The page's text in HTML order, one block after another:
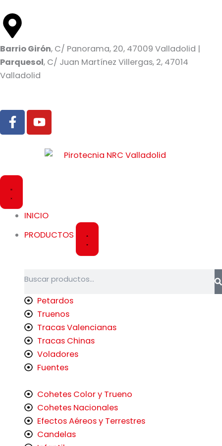
al
contenido
Barrio Girón, C/ Panorama, 20, 47009 Valladolid |
Parquesol, C/ Juan Martínez Villergas, 2, 47014
Valladolid
F
a
c
o
o
k
-
Y
o
u
INICIO
PRODUCTOS
Petardos
Truenos
Tracas Valencianas
Tracas Chinas
Voladores
Fuentes
Cohetes Color y Trueno
Cohetes Nacionales
Efectos Aéreos y Terrestres
Candelas